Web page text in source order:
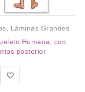
Láminas Grandes
Humana, con
posterior